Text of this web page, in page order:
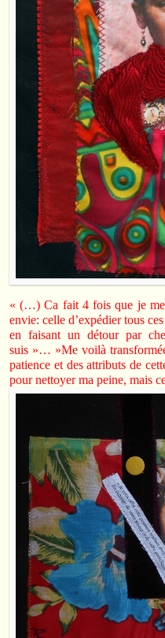
« (…) Ca fait 4 fois que je me
envie: celle d’expédier tous
en faisant un détour par
suis »… »Me voilà
patience et des attributs de
pour nettoyer ma peine, mais